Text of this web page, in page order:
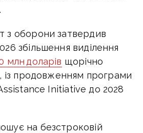
з оборони затвердив
збільшення виділення
млн доларів щорічно
із продовженням програми
Initiative до 2028
на безстроковій